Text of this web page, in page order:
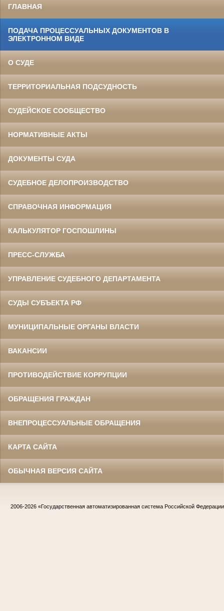
ГЛАВНАЯ
ПОДАЧА ПРОЦЕССУАЛЬНЫХ ДОКУМЕНТОВ В
ЭЛЕКТРОННОМ ВИДЕ
О СУДЕ
ТЕРРИТОРИАЛЬНАЯ ПОДСУДНОСТЬ
СУДЕЙСКОЕ СООБЩЕСТВО
НОРМАТИВНЫЕ АКТЫ
ДОКУМЕНТЫ СУДА
СУДЕБНОЕ ДЕЛОПРОИЗВОДСТВО
СПРАВОЧНАЯ ИНФОРМАЦИЯ
КАЛЬКУЛЯТОР ГОСПОШЛИНЫ
ПРЕСС-СЛУЖБА
УПРАВЛЕНИЕ СУДЕБНОГО ДЕПАРТАМЕНТА
СУДЫ СУБЪЕКТА РФ
МУНИЦИПАЛЬНЫЕ ОРГАНЫ ВЛАСТИ
ВАКАНСИИ
ПРОТИВОДЕЙСТВИЕ КОРРУПЦИИ
ОБРАЩЕНИЯ ГРАЖДАН
ВНЕПРОЦЕССУАЛЬНЫЕ ОБРАЩЕНИЯ
КАРТА САЙТА
ОБЫЧНАЯ ВЕРСИЯ САЙТА
2006-2026 «Государственная автоматизированная система Российской